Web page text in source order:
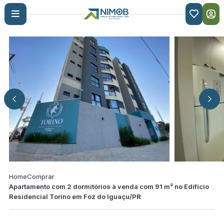

HomeComprar
Apartamento com 2 dormitórios à venda com 91 m² no Edifício
Residencial Torino em Foz do Iguaçu/PR